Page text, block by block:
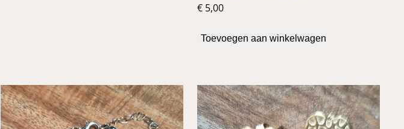
€5,00
Toevoegen aan winkelwagen